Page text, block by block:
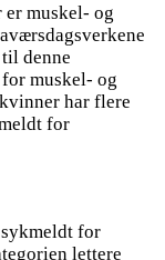
muskel- og
denne
muskel- og
har flere
for
for
lettere